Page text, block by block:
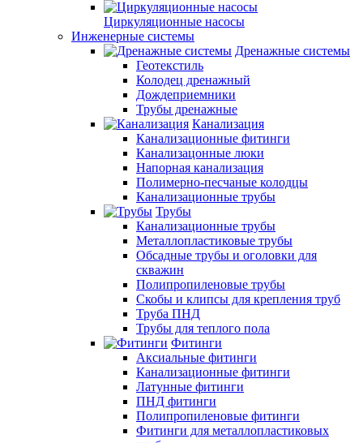
Циркуляционные насосы
Инженерные системы
Дренажные системы
Геотекстиль
Колодец дренажный
Дождеприемники
Трубы дренажные
Канализация
Канализационные фитинги
Канализацонные люки
Напорная канализация
Полимерно-песчаные колодцы
Канализационные трубы
Трубы
Канализационные трубы
Металлопластиковые трубы
Обсадные трубы и оголовки для
скважин
Полипропиленовые трубы
Скобы и клипсы для крепления труб
Труба ПНД
Трубы для теплого пола
Фитинги
Аксиальные фитинги
Канализационные фитинги
Латунные фитинги
ПНД фитинги
Полипропиленовые фитинги
Фитинги для металлопластиковых